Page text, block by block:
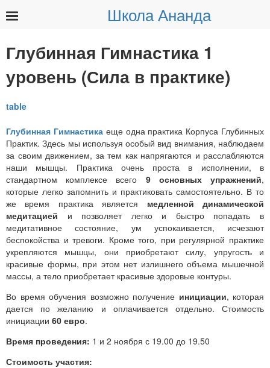
Школа Ананда
Глубинная Гимнастика 1
уровень (Сила в практике)
Глубинная Гимнастика еще одна практика Корпуса Глубинных
Практик. Здесь мы используя особый вид внимания, наблюдаем
за своим движением, за тем как напрягаются и расслабляются
наши мышцы. Практика очень проста в исполнении, в
стандартном комплексе всего 9 основных упражнений,
которые легко запомнить и практиковать самостоятельно. В то
же время практика является медленной динамической
медитацией и позволяет легко и быстро попадать в
медитативное состояние, ум успокаивается, исчезают
беспокойства и тревоги. Кроме того, при регулярной практике
укрепляются мышцы, они приобретают силу, упругость и
красивые формы, при этом нет излишнего объема мышечной
массы, а тело приобретает красивые здоровые контуры.
Во время обучения возможно получение инициации, которая
дается по желанию и оплачивается отдельно. Стоимость
инициации 60 евро.
Время проведения: 1 и 2 ноября с 19.00 до 19.50
Стоимость участия: